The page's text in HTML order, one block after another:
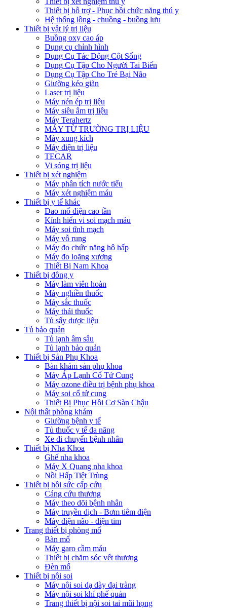
Thiết bị hỗ trợ - Phục hồi chức năng thú y
Hệ thống lồng - chuồng - buồng lưu
Thiết bị vật lý trị liệu
Buồng oxy cao áp
Dụng cụ chỉnh hình
Dụng Cụ Tác Động Cột Sống
Dụng Cụ Tập Cho Người Tai Biến
Dụng Cụ Tập Cho Trẻ Bại Não
Giường kéo giãn
Laser trị liệu
Máy nén ép trị liệu
Máy siêu âm trị liệu
Máy Terahertz
MÁY TỪ TRƯỜNG TRỊ LIỆU
Máy xung kích
Máy điện trị liệu
TECAR
Vi sóng trị liệu
Thiết bị xét nghiệm
Máy phân tích nước tiểu
Máy xét nghiệm máu
Thiết bị y tế khác
Dao mổ điện cao tần
Kính hiển vi soi mạch máu
Máy soi tĩnh mạch
Máy vỗ rung
Máy đo chức năng hô hấp
Máy đo loãng xương
Thiết Bị Nam Khoa
Thiết bị đông y
Máy làm viên hoàn
Máy nghiền thuốc
Máy sắc thuốc
Máy thái thuốc
Tủ sấy dược liệu
Tủ bảo quản
Tủ lạnh âm sâu
Tủ lạnh bảo quản
Thiết bị Sản Phụ Khoa
Bàn khám sản phụ khoa
Máy Áp Lạnh Cổ Tử Cung
Máy ozone điều trị bệnh phụ khoa
Máy soi cổ tử cung
Thiết Bị Phục Hồi Cơ Sàn Chậu
Nội thất phòng khám
Giường bệnh y tế
Tủ thuốc y tế đa năng
Xe di chuyển bệnh nhân
Thiết bị Nha Khoa
Ghế nha khoa
Máy X Quang nha khoa
Nồi Hấp Tiệt Trùng
Thiết bị hồi sức cấp cứu
Cáng cứu thương
Máy theo dõi bệnh nhân
Máy truyền dịch - Bơm tiêm điện
Máy điện não - điện tim
Trang thiết bị phòng mổ
Bàn mổ
Máy garo cầm máu
Thiết bị chăm sóc vết thương
Đèn mổ
Thiết bị nội soi
Máy nội soi dạ dày đại tràng
Máy nội soi khí phế quản
Trang thiết bị nội soi tai mũi họng